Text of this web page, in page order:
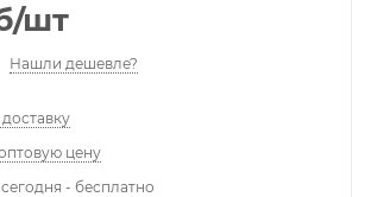
/шт
Нашли дешевле?
цену
- бесплатно